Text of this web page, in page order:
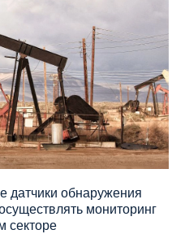
датчики обнаружения
мониторинг
секторе